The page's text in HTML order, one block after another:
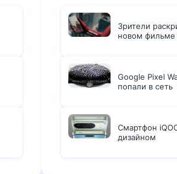
Зрители
новом фильме
Google Pixel
попали в сеть
Смартфон
дизайном